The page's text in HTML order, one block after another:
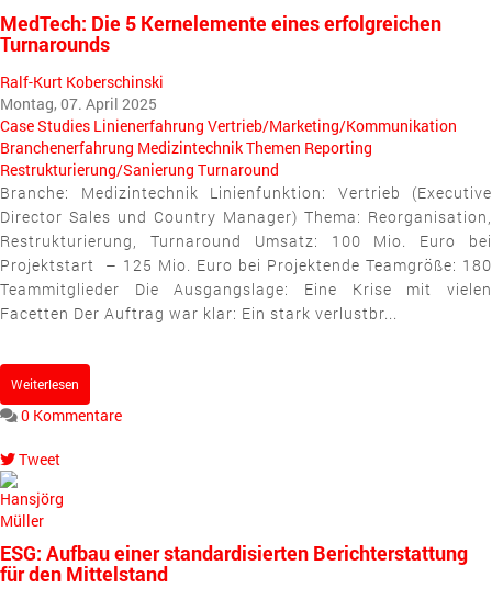
MedTech: Die 5 Kernelemente eines erfolgreichen
Turnarounds
Ralf-Kurt Koberschinski
Montag, 07. April 2025
Case Studies Linienerfahrung Vertrieb/Marketing/Kommunikation
Branchenerfahrung MedizintechnikThemen Reporting
Restrukturierung/Sanierung Turnaround
Branche: Medizintechnik Linienfunktion: Vertrieb (Executive
Director Sales und Country Manager) Thema: Reorganisation,
Restrukturierung, Turnaround Umsatz: 100 Mio. Euro bei
Projektstart – 125 Mio. Euro bei Projektende Teamgröße: 180
Teammitglieder Die Ausgangslage: Eine Krise mit vielen
Facetten Der Auftrag war klar: Ein stark verlustbr...
Weiterlesen
0 Kommentare
Tweet
pinterest
ESG: Aufbau einer standardisierten Berichterstattung
für den Mittelstand